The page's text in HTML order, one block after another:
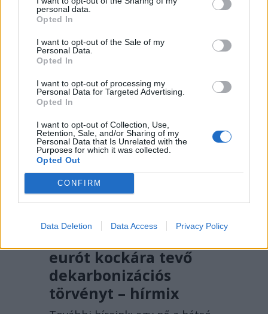
personal data.
Opted In
I want to opt-out of the Sale of my
Personal Data.
Opted In
I want to opt-out of processing my
Personal Data for Targeted Advertising.
Opted In
I want to opt-out of Collection, Use,
Retention, Sale, and/or Sharing of my
Personal Data that Is Unrelated with the
Purposes for which it was collected.
Opted Out
CONFIRM
Data Deletion Data Access Privacy Policy
vezetőt a Bucsecs-hegységben
történt baleset miatt.
2026. AUGUSZTUS 05., SZERDA
Mégis átverte a PSD és
eurót kockára tevő
dekarbonizációs
törvényt – hírmix